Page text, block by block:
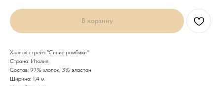
В корзину
Хлопок стрейч "Синие ромбики"
Страна: Италия
Состав: 97% хлопок, 3% эластан
Ширина: 1,4 м